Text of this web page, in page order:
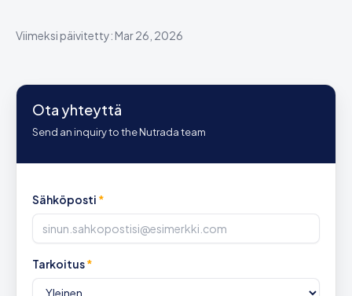
Viimeksi päivitetty: Mar 26, 2026
Ota yhteyttä
Send an inquiry to the Nutrada team
Sähköposti *
Tarkoitus*